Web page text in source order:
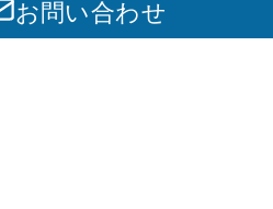
お問い合わせ